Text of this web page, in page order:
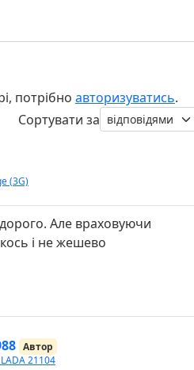
потрібно авторизуватись.
Сортувати за
(3G)
Але враховуючи
і не жешево
Автор
21104